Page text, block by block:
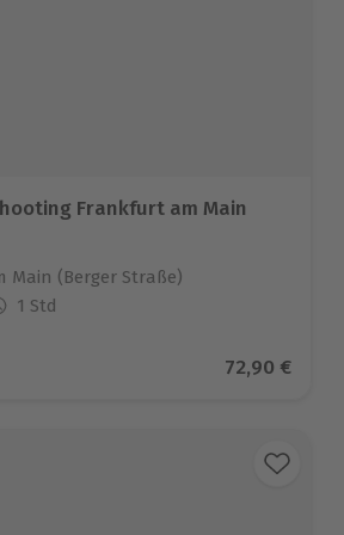
Frankfurt am Main
Main (Berger Straße)
1 Std
auf 1 BewertungenAktueller
72,90 €